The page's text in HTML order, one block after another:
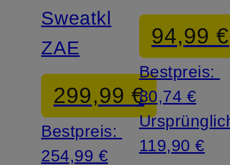
Sweatkleid
ZAE
299,99 €
Bestpreis:
254,99 €
94,99 €
Bestpreis:
80,74 €
119,90 €